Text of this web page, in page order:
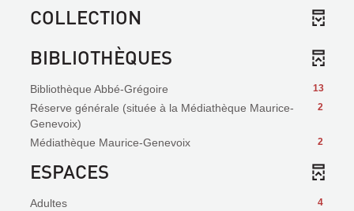
COLLECTION
BIBLIOTHÈQUES
13
Bibliothèque Abbé-Grégoire
2
Réserve générale (située à la Médiathèque Maurice-
Genevoix)
2
Médiathèque Maurice-Genevoix
ESPACES
4
Adultes